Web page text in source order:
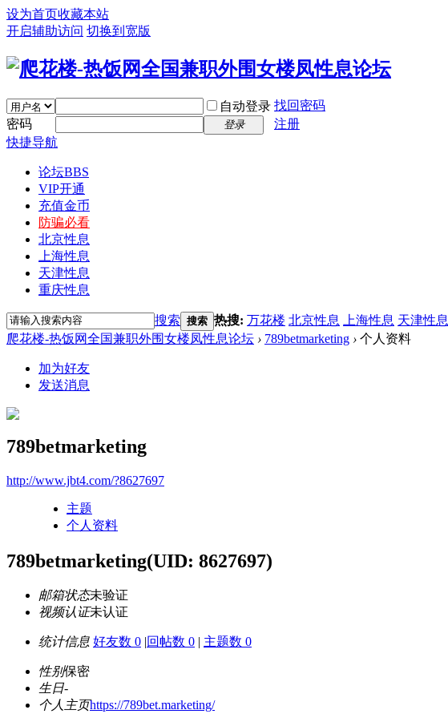
设为首页收藏本站
开启辅助访问 切换到宽版
自动登录 找回密码
密码
登录
注册
快捷导航
论坛BBS
VIP开通
充值金币
防骗必看
北京性息
上海性息
天津性息
重庆性息
搜索 搜索 热搜: 万花楼 北京性息 上海性息 天津性息
爬花楼-热饭网全国兼职外围女楼凤性息论坛 › 789betmarketing › 个人资料
加为好友
发送消息
789betmarketing
http://www.jbt4.com/?8627697
主题
个人资料
789betmarketing(UID: 8627697)
邮箱状态未验证
视频认证未认证
统计信息 好友数 0 |回帖数 0 | 主题数 0
性别保密
生日-
个人主页https://789bet.marketing/